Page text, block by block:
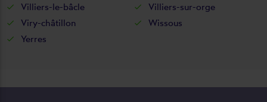
Villiers-le-bâcle
Villiers-sur-orge
Viry-châtillon
Wissous
Yerres